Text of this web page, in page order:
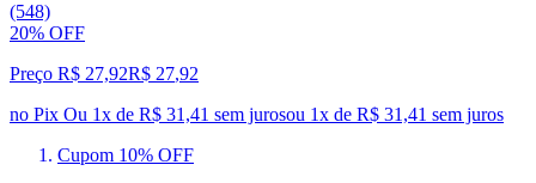
(548)
20% OFF
Preço R$ 27,92R$ 27,92
no Pix Ou 1x de R$ 31,41 sem jurosou 1x de R$ 31,41 sem juros
Cupom 10% OFF